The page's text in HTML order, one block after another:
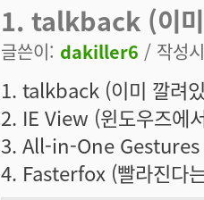
1. talkback (이
글쓴이: dakiller6 / 작성
1. talkback (이미 깔려
2. IE View (윈도우즈에
3. All-in-One Gestures
4. Fasterfox (빨라진다